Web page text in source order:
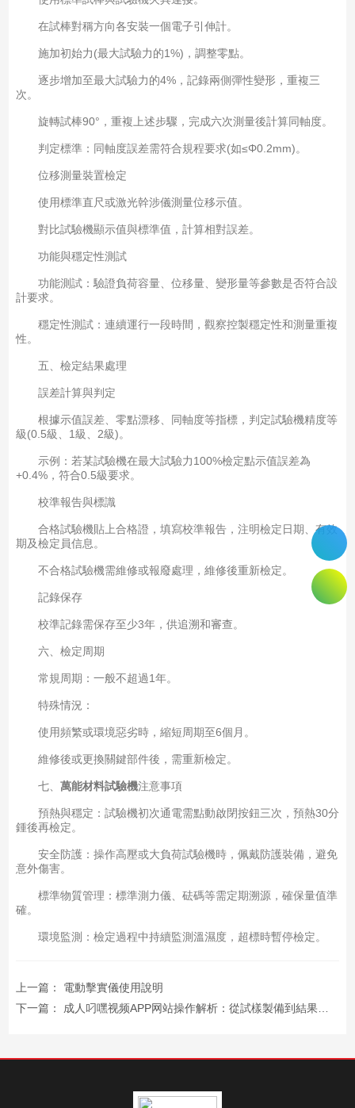
在試棒對稱方向各安裝一個電子引伸計。
施加初始力(最大試驗力的1%)，調整零點。
逐步增加至最大試驗力的4%，記錄兩側彈性變形，重複三
次。
旋轉試棒90°，重複上述步驟，完成六次測量後計算同軸度。
判定標準：同軸度誤差需符合規程要求(如≤Φ0.2mm)。
位移測量裝置檢定
使用標準直尺或激光幹涉儀測量位移示值。
對比試驗機顯示值與標準值，計算相對誤差。
功能與穩定性測試
功能測試：驗證負荷容量、位移量、變形量等參數是否符合設
計要求。
穩定性測試：連續運行一段時間，觀察控製穩定性和測量重複
性。
五、檢定結果處理
誤差計算與判定
根據示值誤差、零點漂移、同軸度等指標，判定試驗機精度等
級(0.5級、1級、2級)。
示例：若某試驗機在最大試驗力100%檢定點示值誤差為
+0.4%，符合0.5級要求。
校準報告與標識
合格試驗機貼上合格證，填寫校準報告，注明檢定日期、有效
期及檢定員信息。
不合格試驗機需維修或報廢處理，維修後重新檢定。
記錄保存
校準記錄需保存至少3年，供追溯和審查。
六、檢定周期
常規周期：一般不超過1年。
特殊情況：
使用頻繁或環境惡劣時，縮短周期至6個月。
維修後或更換關鍵部件後，需重新檢定。
七、 萬能材料試驗機注意事項
預熱與穩定：試驗機初次通電需點動啟閉按鈕三次，預熱30分
鍾後再檢定。
安全防護：操作高壓或大負荷試驗機時，佩戴防護裝備，避免
意外傷害。
標準物質管理：標準測力儀、砝碼等需定期溯源，確保量值準
確。
環境監測：檢定過程中持續監測溫濕度，超標時暫停檢定。
上一篇： 電動擊實儀使用說明
下一篇： 成人叼嘿视频APP网站操作解析：從試樣製備到結果判定的標準化流程